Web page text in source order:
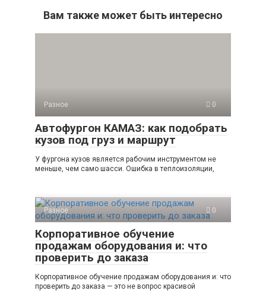
Вам также может быть интересно
Разное 0
Автофургон КАМАЗ: как подобрать
кузов под груз и маршрут
У фургона кузов является рабочим инструментом не
меньше, чем само шасси. Ошибка в теплоизоляции,
Разное 0
Корпоративное обучение
продажам оборудования и: что
проверить до заказа
Корпоративное обучение продажам оборудования и: что
проверить до заказа — это не вопрос красивой